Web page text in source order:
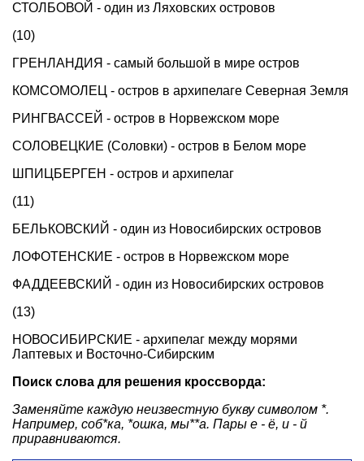
СТОЛБОВОЙ - один из Ляховских островов
(10)
ГРЕНЛАНДИЯ - самый большой в мире остров
КОМСОМОЛЕЦ - остров в архипелаге Северная Земля
РИНГВАССЕЙ - остров в Норвежском море
СОЛОВЕЦКИЕ (Соловки) - остров в Белом море
ШПИЦБЕРГЕН - остров и архипелаг
(11)
БЕЛЬКОВСКИЙ - один из Новосибирских островов
ЛОФОТЕНСКИЕ - остров в Норвежском море
ФАДДЕЕВСКИЙ - один из Новосибирских островов
(13)
НОВОСИБИРСКИЕ - архипелаг между морями
Лаптевых и Восточно-Сибирским
Поиск слова для решения кроссворда:
Заменяйте каждую неизвестную букву символом *.
Например, соб*ка, *ошка, мы**а. Пары е - ё, и - й
приравниваются.